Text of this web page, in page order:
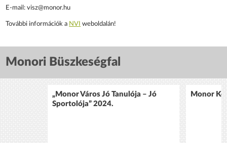
E-mail: visz@monor.hu
További információk a NVI weboldalán!
Monori Büszkeségfal
„Monor Város Jó Tanulója – Jó
Sportolója” 2024.
Monor